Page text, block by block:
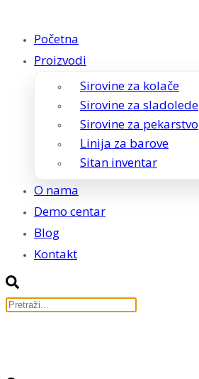
Početna
Proizvodi
Sirovine za kolače
Sirovine za sladolede
Sirovine za pekarstvo
Linija za barove
Sitan inventar
O nama
Demo centar
Blog
Kontakt